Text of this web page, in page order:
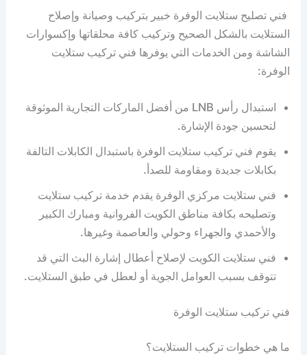
فني تصليح ستلايت الوفرة خبير بتركيب وصيانة وإصلاح
الستلايت بالشكل الصحيح وتركيب كافة محلقاتها وإكسوارات
الشاشة ومن الخدمات التي يوفرها فني تركيب ستلايت
الوفرة:
استبدال رأس LNB من أفضل الماركات التجارية الموثوقة
لتحسين جودة الإشارة.
يقوم فني تركيب ستلايت الوفرة باستبدال الكابلات التالفة
بكابلات جديدة ومقاومة للصدأ.
فني ستلايت مركزي الوفرة يقدم خدمة تركيب ستلايت
وتصليحه بكافة مناطق الكويت الفروانية ومبارك الكبير
والأحمدي والجهراء وحولي والعاصمة وغيرها.
فني ستلايت الكويت لإصلاح أعطال إشارة البث التي قد
تتوقف بسبب العوامل الجوية أو لعطل في طبق الستلايت.
فني تركيب ستلايت الوفرة
ما هي خطوات تركيب الستلايت؟